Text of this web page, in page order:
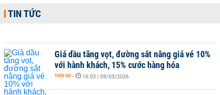
TIN TỨC
Giá dầu tăng vọt, đường sắt nâng giá vé 10%
với hành khách, 15% cước hàng hóa
THỜI SỰ - 16:03 | 09/03/2026